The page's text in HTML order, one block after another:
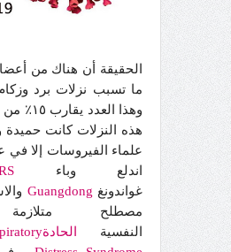
الحقيقة أن هناك من
ما تسبب نزلات برد
وهذا
هذه النزلات كانت حميدة
اندلع وباء
غواندونغ Guangdong
مصطلح متلازمة
النفسية الحادةAcute